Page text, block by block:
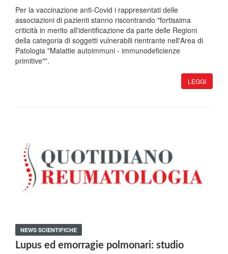
Per la vaccinazione anti-Covid i rappresentati delle
associazioni di pazienti stanno riscontrando "fortissima
criticità in merito all'identificazione da parte delle Regioni
della categoria di soggetti vulnerabili rientrante nell'Area di
Patologia "Malattie autoimmuni - immunodeficienze
primitive"".
LEGGI
NEWS SCIENTIFICHE
Lupus ed emorragie polmonari: studio